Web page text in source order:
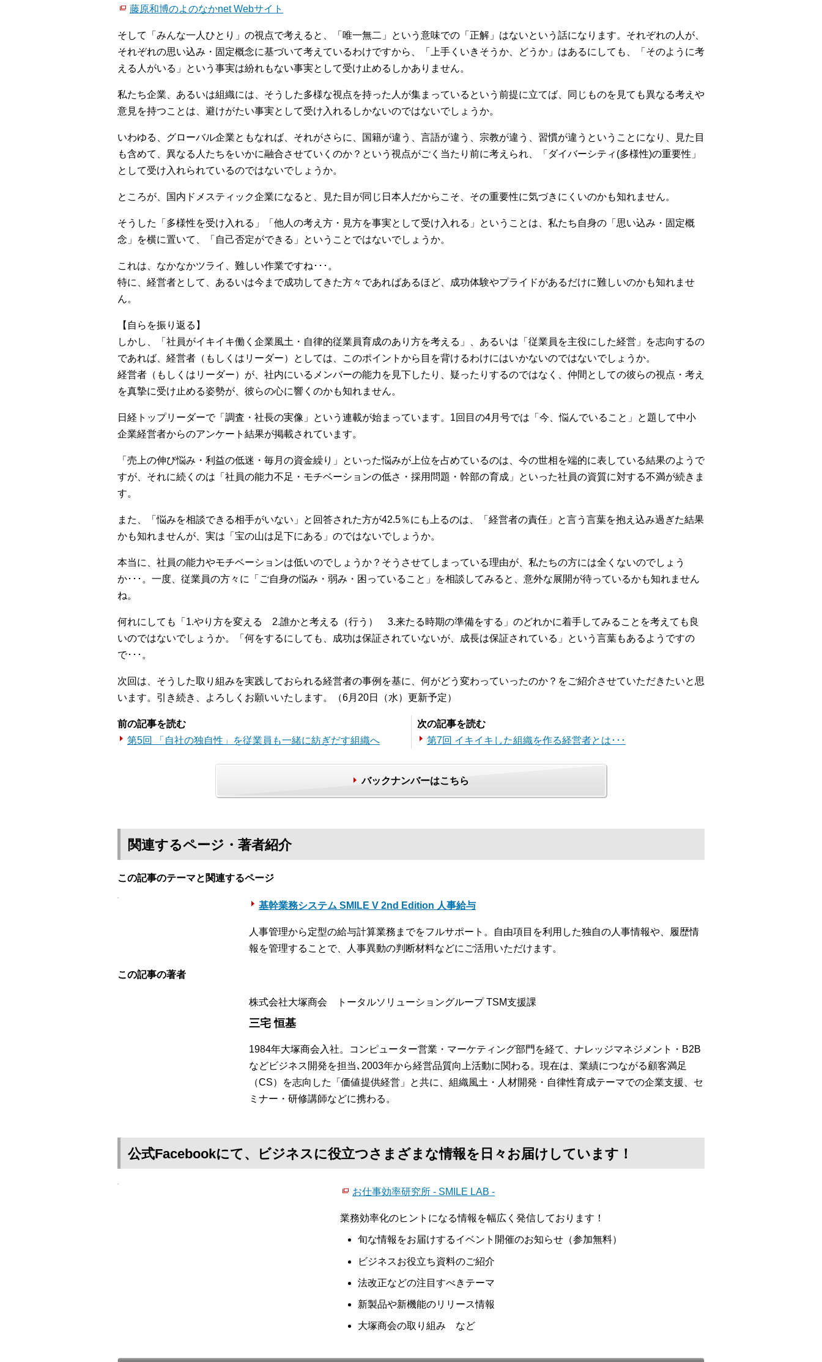
藤原和博のよのなかnet Webサイト
そして「みんな一人ひとり」の視点で考えると、「唯一無二」という意味での「正解」はないという話になります。それぞれの人が、
それぞれの思い込み・固定概念に基づいて考えているわけですから、「上手くいきそうか、どうか」はあるにしても、「そのように考
える人がいる」という事実は紛れもない事実として受け止めるしかありません。
私たち企業、あるいは組織には、そうした多様な視点を持った人が集まっているという前提に立てば、同じものを見ても異なる考えや
意見を持つことは、避けがたい事実として受け入れるしかないのではないでしょうか。
いわゆる、グローバル企業ともなれば、それがさらに、国籍が違う、言語が違う、宗教が違う、習慣が違うということになり、見た目
も含めて、異なる人たちをいかに融合させていくのか？という視点がごく当たり前に考えられ、「ダイバーシティ(多様性)の重要性」
として受け入れられているのではないでしょうか。
ところが、国内ドメスティック企業になると、見た目が同じ日本人だからこそ、その重要性に気づきにくいのかも知れません。
そうした「多様性を受け入れる」「他人の考え方・見方を事実として受け入れる」ということは、私たち自身の「思い込み・固定概
念」を横に置いて、「自己否定ができる」ということではないでしょうか。
これは、なかなかツライ、難しい作業ですね･･･。
特に、経営者として、あるいは今まで成功してきた方々であればあるほど、成功体験やプライドがあるだけに難しいのかも知れませ
ん。
【自らを振り返る】
しかし、「社員がイキイキ働く企業風土・自律的従業員育成のあり方を考える」、あるいは「従業員を主役にした経営」を志向するの
であれば、経営者（もしくはリーダー）としては、このポイントから目を背けるわけにはいかないのではないでしょうか。
経営者（もしくはリーダー）が、社内にいるメンバーの能力を見下したり、疑ったりするのではなく、仲間としての彼らの視点・考え
を真摯に受け止める姿勢が、彼らの心に響くのかも知れません。
日経トップリーダーで「調査・社長の実像」という連載が始まっています。1回目の4月号では「今、悩んでいること」と題して中小
企業経営者からのアンケート結果が掲載されています。
「売上の伸び悩み・利益の低迷・毎月の資金繰り」といった悩みが上位を占めているのは、今の世相を端的に表している結果のようで
すが、それに続くのは「社員の能力不足・モチベーションの低さ・採用問題・幹部の育成」といった社員の資質に対する不満が続きま
す。
また、「悩みを相談できる相手がいない」と回答された方が42.5％にも上るのは、「経営者の責任」と言う言葉を抱え込み過ぎた結果
かも知れませんが、実は「宝の山は足下にある」のではないでしょうか。
本当に、社員の能力やモチベーションは低いのでしょうか？そうさせてしまっている理由が、私たちの方には全くないのでしょう
か･･･。一度、従業員の方々に「ご自身の悩み・弱み・困っていること」を相談してみると、意外な展開が待っているかも知れません
ね。
何れにしても「1.やり方を変える 2.誰かと考える（行う） 3.来たる時期の準備をする」のどれかに着手してみることを考えても良
いのではないでしょうか。「何をするにしても、成功は保証されていないが、成長は保証されている」という言葉もあるようですの
で･･･。
次回は、そうした取り組みを実践しておられる経営者の事例を基に、何がどう変わっていったのか？をご紹介させていただきたいと思
います。引き続き、よろしくお願いいたします。（6月20日（水）更新予定）
前の記事を読む
第5回 「自社の独自性」を従業員も一緒に紡ぎだす組織へ
次の記事を読む
第7回 イキイキした組織を作る経営者とは･･･
バックナンバーはこちら
関連するページ・著者紹介
この記事のテーマと関連するページ
基幹業務システム SMILE V 2nd Edition 人事給与
人事管理から定型の給与計算業務までをフルサポート。自由項目を利用した独自の人事情報や、履歴情
報を管理することで、人事異動の判断材料などにご活用いただけます。
この記事の著者
株式会社大塚商会 トータルソリューショングループ TSM支援課
三宅 恒基
1984年大塚商会入社。コンピューター営業・マーケティング部門を経て、ナレッジマネジメント・B2B
などビジネス開発を担当､2003年から経営品質向上活動に関わる。現在は、業績につながる顧客満足
（CS）を志向した「価値提供経営」と共に、組織風土・人材開発・自律性育成テーマでの企業支援、セ
ミナー・研修講師などに携わる。
公式Facebookにて、ビジネスに役立つさまざまな情報を日々お届けしています！
お仕事効率研究所 - SMILE LAB -
業務効率化のヒントになる情報を幅広く発信しております！
旬な情報をお届けするイベント開催のお知らせ（参加無料）
ビジネスお役立ち資料のご紹介
法改正などの注目すべきテーマ
新製品や新機能のリリース情報
大塚商会の取り組み など